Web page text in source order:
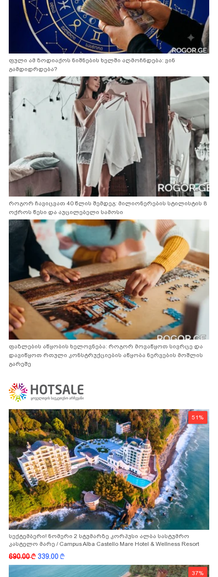
ფული ამ ზოდიაქოს ნიშნების ხელში აღმოჩნდება: ვინ
გამდიდრდება?
როგორ ჩავიცვათ 40 წლის შემდეგ: მილიონერების სტილისტის 8
ოქროს წესი და აუცილებელი სამოსი
ფაზლების აწყობის ხელოვნება: როგორ მოვაწყოთ სივრცე და
დავიწყოთ რთული კონსტრუქციების აწყობა ნერვების მოშლის
გარეშე
51%
სექტემბერი! ნომერი 2 სტუმარზე კორპუსი ალბა სასტუმრო
კასტელო მარე / Campus Alba Castello Mare Hotel & Wellness Resort
690.00k 339.00k
37%